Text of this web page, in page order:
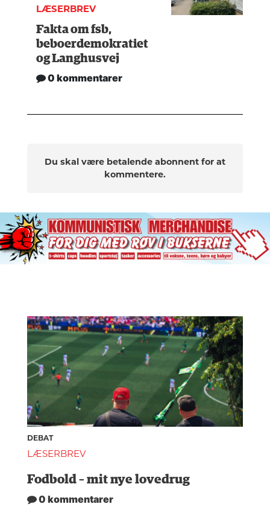
LÆSERBREV
Fakta om fsb,
beboerdemokratiet
og Langhusvej
0 kommentarer
Du skal være betalende abonnent for at
kommentere.
DEBAT
LÆSERBREV
Fodbold – mit nye lovedrug
0 kommentarer